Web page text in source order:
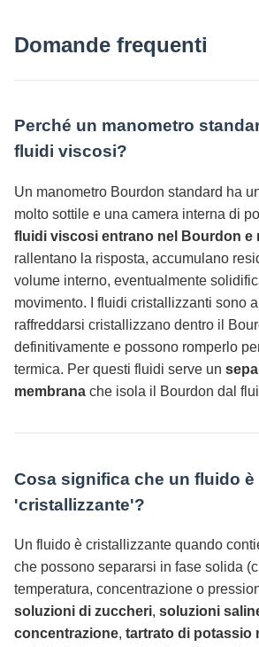
Domande frequenti
Perché un manometro
fluidi viscosi?
Un manometro Bourdon standard ha
molto sottile e una camera interna di
fluidi viscosi entrano nel Bourdon e
rallentano la risposta, accumulano
volume interno, eventualmente
movimento. I fluidi cristallizzanti sono
raffreddarsi cristallizzano dentro il
definitivamente e possono romperlo
termica. Per questi fluidi serve un
membrana che isola il Bourdon dal
Cosa significa che un fluido è
'cristallizzante'?
Un fluido è cristallizzante quando
che possono separarsi in fase solida
temperatura, concentrazione o
soluzioni di zuccheri, soluzioni
concentrazione, tartrato di potassio